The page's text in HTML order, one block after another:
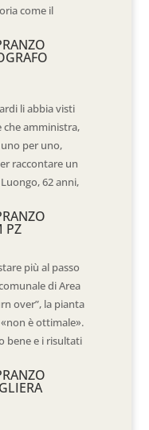
come il
li abbia visti
che amministra,
per uno,
raccontare un
62 anni,
PZ
più al passo
di Area
over”, la pianta
è ottimale».
bene e i risultati